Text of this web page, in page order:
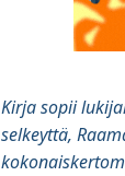
Kirja sopii
selkeyttä,